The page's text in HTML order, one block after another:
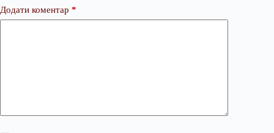
Додати коментар *